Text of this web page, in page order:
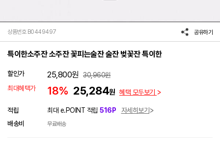
상품번호 B0449497 공유하기
특이한소주잔 소주잔 꽃피는술잔 술잔 벚꽃잔 특이한
할인가 25,800원 30,960원
최대혜택가
18% 25,284원 혜택 모두보기
적립 최대 e.POINT 적립 516P
자세히보기
배송비
무료배송